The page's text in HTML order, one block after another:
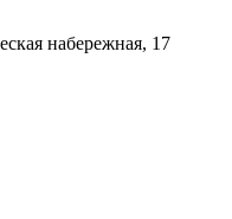
набережная, 17